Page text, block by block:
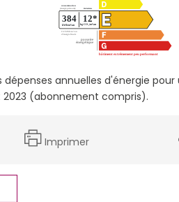
annuelles d'énergie
2023 (abonnement compris).
Imprimer